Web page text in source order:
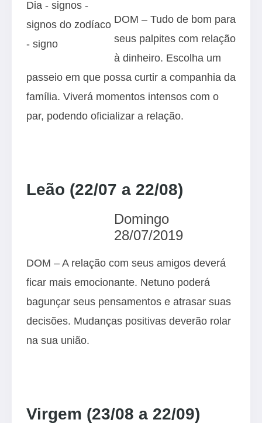
DOM – Tudo de bom para
seus palpites com relação
à dinheiro. Escolha um
passeio em que possa curtir a companhia da
família. Viverá momentos intensos com o
par, podendo oficializar a relação.
Leão (22/07 a 22/08)
Domingo
28/07/2019
DOM – A relação com seus amigos deverá
ficar mais emocionante. Netuno poderá
bagunçar seus pensamentos e atrasar suas
decisões. Mudanças positivas deverão rolar
na sua união.
Virgem (23/08 a 22/09)